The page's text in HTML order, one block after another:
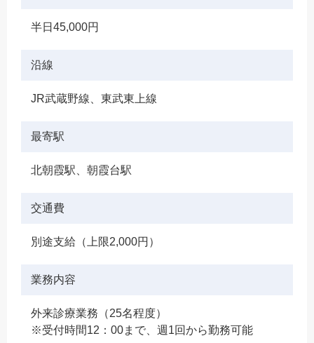
半日45,000円
沿線
JR武蔵野線、東武東上線
最寄駅
北朝霞駅、朝霞台駅
交通費
別途支給（上限2,000円）
業務内容
外来診療業務（25名程度）
※受付時間12：00まで、週1回から勤務可能